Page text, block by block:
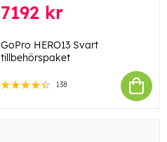
7192 kr
GoPro HERO13 Svart
tillbehörspaket
138